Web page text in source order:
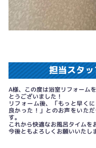
担当スタ
A様、この度は浴室リフォーム
とうございました！
リフォーム後、「もっと早く
良かった！」とのお声をいた
す。
これから快適なお風呂タイムを
今後ともよろしくお願いいたし